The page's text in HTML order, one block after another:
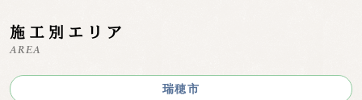
施工別エリア
AREA
瑞穂市